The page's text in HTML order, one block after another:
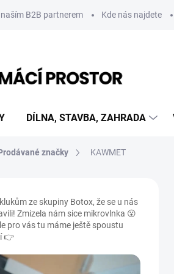
B2B partnerem Kde nás najdete
DÍLNA, STAVBA, ZAHRADA
značky KAWMET
ze skupiny Botox, že se u nás
Zmizela nám sice mikrovlnka 😮
pro vás tu máme ještě spoustu
👉